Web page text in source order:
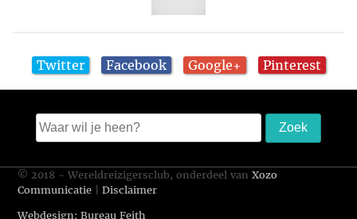
Twitter Facebook Google+ Pinterest
© 2018 - Wereldreizigersclub, onderdeel vanXozo
Communicatie |Disclaimer
Webdesign: Bureau Feith